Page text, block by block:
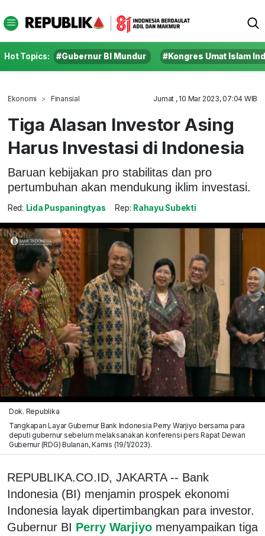
Hot Topics: #Gubernur BI Mundur #Kongres Umat Islam
Ekonomi Finansial Jumat , 10 Mar 2023, 07:04 WIB
Tiga Alasan Investor Asing
Harus Investasi di Indonesia
Baruan kebijakan pro stabilitas dan pro
pertumbuhan akan mendukung iklim investasi.
Red: Lida Puspaningtyas Rep: Rahayu Subekti
Dok. Republika
Tangkapan Layar Gubernur Bank Indonesia Perry Warjiyo bersama para
deputi gubernur sebelum melaksanakan konferensi pers Rapat Dewan
Gubernur (RDG) Bulanan, Kamis (19/1/2023).
REPUBLIKA.CO.ID, JAKARTA -- Bank
Indonesia (BI) menjamin prospek ekonomi
Indonesia layak dipertimbangkan para investor.
Gubernur BI Perry Warjiyo menyampaikan tiga